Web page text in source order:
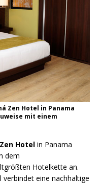
Zen Hotel in Panama
mit einem
Hotel in Panama
dem
Hotelkette an.
eine nachhaltige